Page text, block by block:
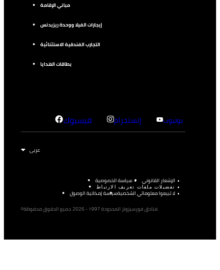
مباني الإقامة
إيجارات الفيلا ووحدة ريزيدنس
التجارب الفندقية الاستثنائية
بطاقات الهدايا
فيسبوك إنستجرام يوتيوب
الإشعار القانوني سياسة الخصوصية
تفضيلات ملفات تعريف الارتباط
لا تبيعوا معلوماتي الشخصيةسياسة إمكانية الوصول
©فنادق فورسيزونز المحدودة 1997 - 2026. جميع الحقوق محفوظة.